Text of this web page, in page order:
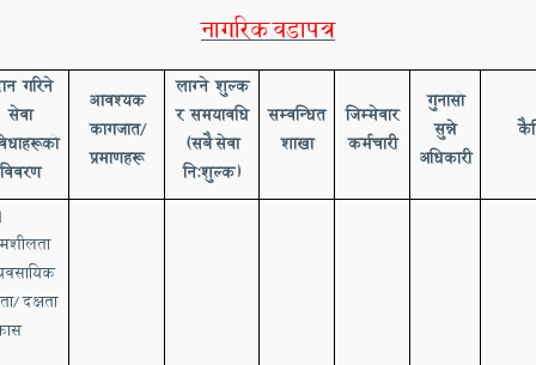
नागरिकवडापत्र
गरिने
सेवा
विवरण
आवश्यक
कागजात/
प्रमाणहरू
लाग्ने शुल्क
र समयावधि
(सबैसेवा
निःशुल्क)
सम्वन्धित
शाखा
जिम्मेवार
कर्मचारी
गुनासो
सुन्ने
अधिकारी
/ दक्षता